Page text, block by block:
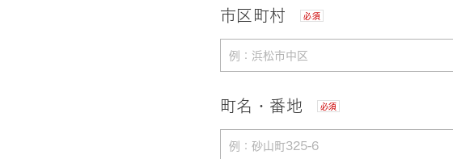
市区町村 必須
町名・番地 必須